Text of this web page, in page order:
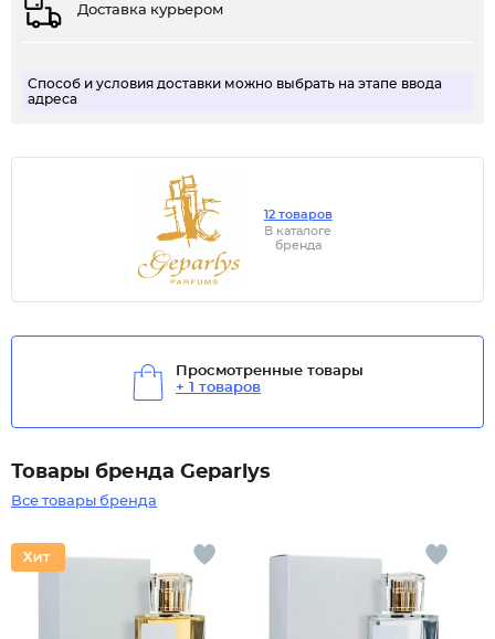
Доставка курьером
Способ и условия доставки можно выбрать на этапе ввода
адреса
12 товаров
В каталоге
бренда
Просмотренные товары
+ 1 товаров
Товары бренда Geparlys
Все товары бренда